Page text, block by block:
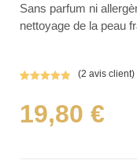
Sans parfum ni
nettoyage de la peau
sur 5
basé sur
(2 avis client)
19,80 €